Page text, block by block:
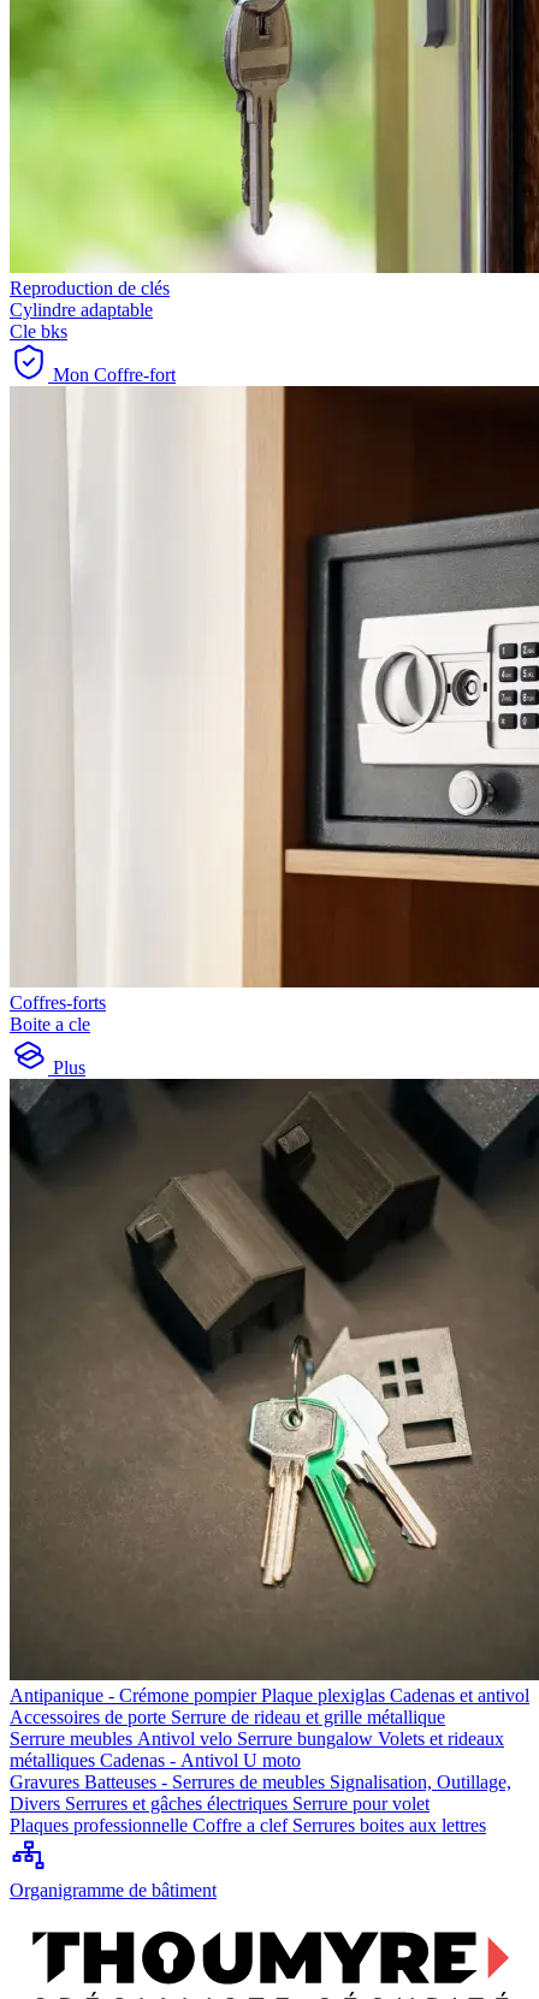
Reproduction de clés
Cylindre adaptable
Cle bks
Mon Coffre-fort
Coffres-forts
Boite a cle
Plus
Antipanique - Crémone pompierPlaque plexiglas Cadenas et antivol
Accessoires de porte Serrure de rideau et grille métallique
Serrure meubles Antivol velo Serrure bungalow Volets et rideaux
métalliques Cadenas - Antivol U moto
Gravures Batteuses - Serrures de meubles Signalisation, Outillage,
Divers Serrures et gâches électriques Serrure pour volet
Plaques professionnelle Coffre a clef Serrures boites aux lettres
Organigramme de bâtiment